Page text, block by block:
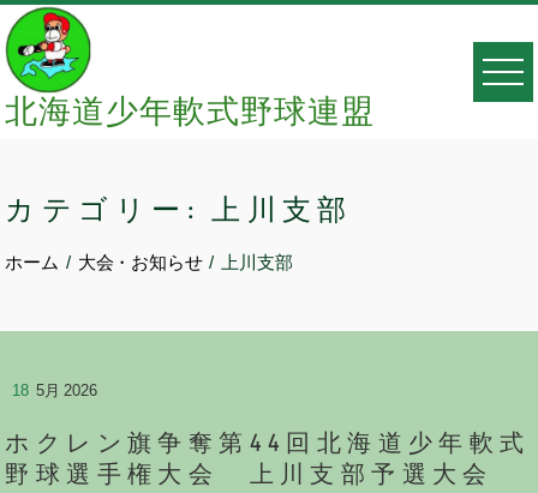
Skip
to
content
北海道少年軟式野球連盟
カテゴリー:上川支部
ホーム 大会・お知らせ 上川支部
18 5月 2026
ホクレン旗争奪第44回北海道少年軟式
野球選手権大会 上川支部予選大会